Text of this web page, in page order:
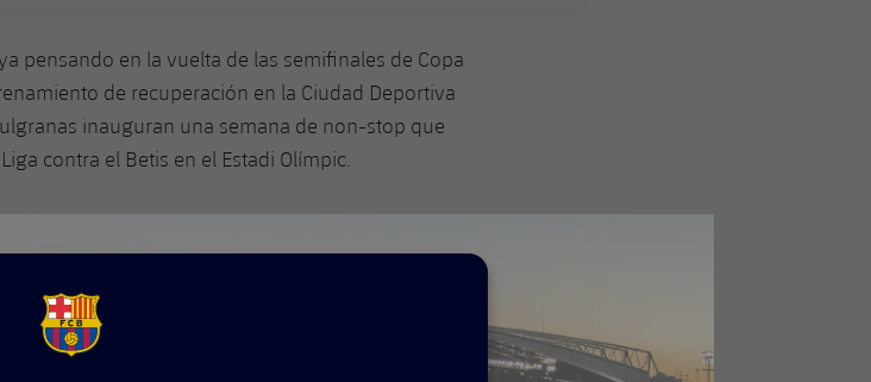
pensando en la vuelta de las semifinales de Copa
de recuperación en la Ciudad Deportiva
inauguran una semana de non-stop que
contra el Betis en el Estadi Olímpic.
FCB Barcelona badge